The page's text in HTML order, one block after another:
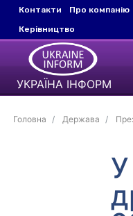
Контакти Про компанію
Керівництво
УКРАЇНА ІНФОРМ
Головна Держава